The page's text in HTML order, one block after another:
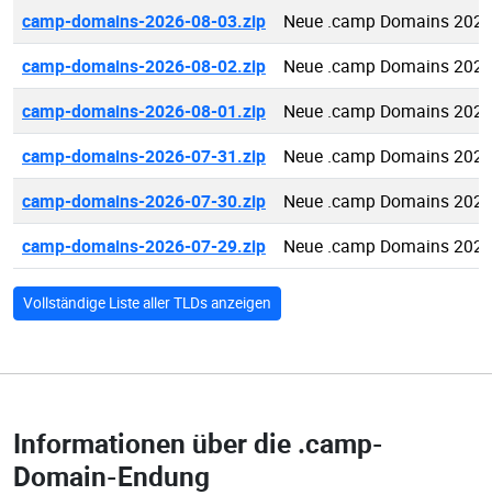
camp-domains-2026-08-03.zip
Neue .camp Domains
camp-domains-2026-08-02.zip
Neue .camp Domains
camp-domains-2026-08-01.zip
Neue .camp Domains
camp-domains-2026-07-31.zip
Neue .camp Domains
camp-domains-2026-07-30.zip
Neue .camp Domains
camp-domains-2026-07-29.zip
Neue .camp Domains
Vollständige Liste aller TLDs anzeigen
Informationen über die .camp-
Domain-Endung